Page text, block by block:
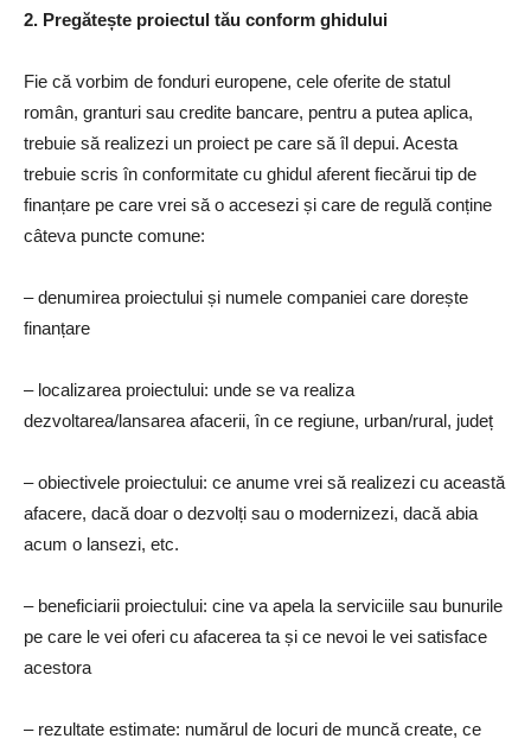
2. Pregătește proiectul tău conform ghidului
Fie că vorbim de fonduri europene, cele oferite de statul
român, granturi sau credite bancare, pentru a putea aplica,
trebuie să realizezi un proiect pe care să îl depui. Acesta
trebuie scris în conformitate cu ghidul aferent fiecărui tip de
finanțare pe care vrei să o accesezi și care de regulă conține
câteva puncte comune:
– denumirea proiectului și numele companiei care dorește
finanțare
– localizarea proiectului: unde se va realiza
dezvoltarea/lansarea afacerii, în ce regiune, urban/rural, județ
– obiectivele proiectului: ce anume vrei să realizezi cu această
afacere, dacă doar o dezvolți sau o modernizezi, dacă abia
acum o lansezi, etc.
– beneficiarii proiectului: cine va apela la serviciile sau bunurile
pe care le vei oferi cu afacerea ta și ce nevoi le vei satisface
acestora
– rezultate estimate: numărul de locuri de muncă create, ce